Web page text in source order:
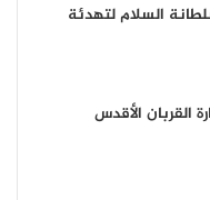
السلام لتهدئة
القربان الأقدس